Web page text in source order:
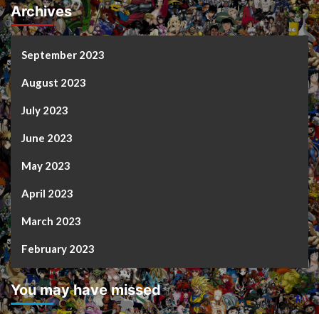
Archives
September 2023
August 2023
July 2023
June 2023
May 2023
April 2023
March 2023
February 2023
You may have missed